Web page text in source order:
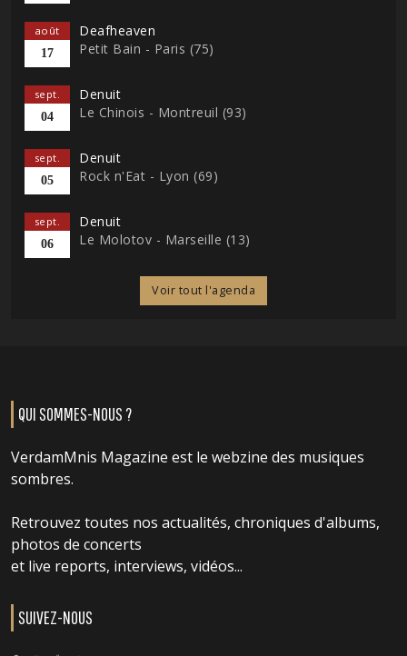
août
17
Deafheaven
Petit Bain - Paris (75)
sept.
04
Denuit
Le Chinois - Montreuil (93)
sept.
05
Denuit
Rock n'Eat - Lyon (69)
sept.
06
Denuit
Le Molotov - Marseille (13)
Voir tout l'agenda
QUI SOMMES-NOUS ?
VerdamMnis Magazine est le webzine des musiques
sombres.
Retrouvez toutes nos actualités, chroniques d'albums,
photos de concerts
et live reports, interviews, vidéos...
SUIVEZ-NOUS